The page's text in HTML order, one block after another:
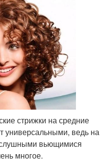
стрижки на средние
ведь на
вьющимися
многое.